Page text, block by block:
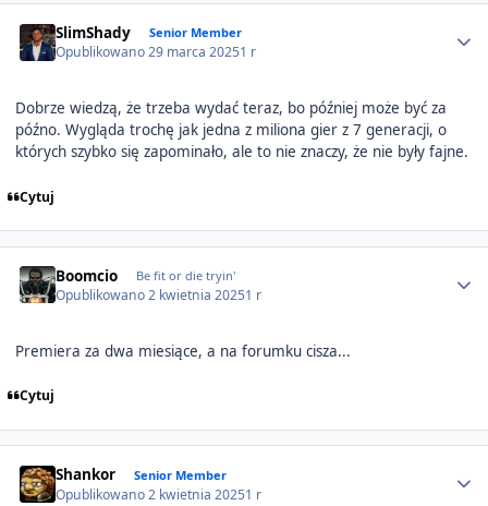
SlimShady Senior Member
Opublikowano29 marca 20251 r
Dobrze wiedzą, że trzeba wydać teraz, bo później może być za
późno. Wygląda trochę jak jedna z miliona gier z 7 generacji, o
których szybko się zapominało, ale to nie znaczy, że nie były fajne.
Cytuj
Boomcio Be fit or die tryin'
Opublikowano2 kwietnia 20251 r
Premiera za dwa miesiące, a na forumku cisza...
Cytuj
Shankor Senior Member
Opublikowano2 kwietnia 20251 r